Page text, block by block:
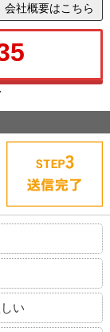
会社概要はこちら
い